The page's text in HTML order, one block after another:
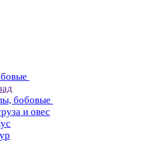
бобовые
и овес